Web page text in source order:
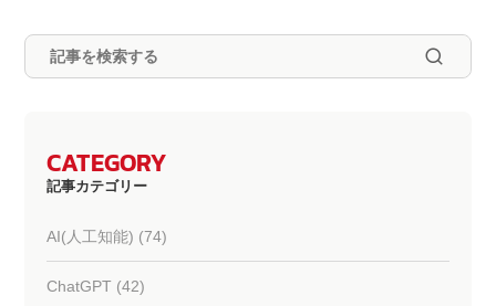
CATEGORY
記事カテゴリー
AI(人工知能) (74)
ChatGPT (42)